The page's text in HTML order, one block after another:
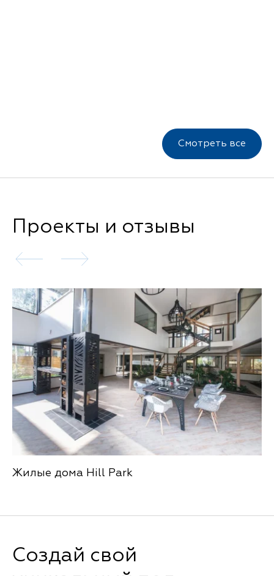
Смотреть все
Проекты и отзывы
Жилые дома Hill Park
Создай свой